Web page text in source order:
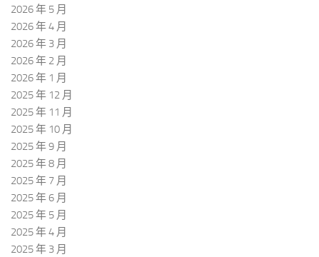
2026 年 5 月
2026 年 4 月
2026 年 3 月
2026 年 2 月
2026 年 1 月
2025 年 12 月
2025 年 11 月
2025 年 10 月
2025 年 9 月
2025 年 8 月
2025 年 7 月
2025 年 6 月
2025 年 5 月
2025 年 4 月
2025 年 3 月